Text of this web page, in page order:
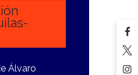
Álvaro